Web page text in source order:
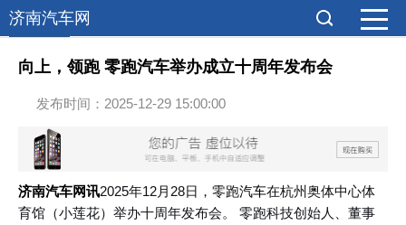
济南汽车网
官方发布
向上，领跑 零跑汽车举办成立十周年发布会
发布时间：2025-12-29 15:00:00
济南汽车网讯2025年12月28日，零跑汽车在杭州奥体中心体
育馆（小莲花）举办十周年发布会。
零跑科技创始人、董事